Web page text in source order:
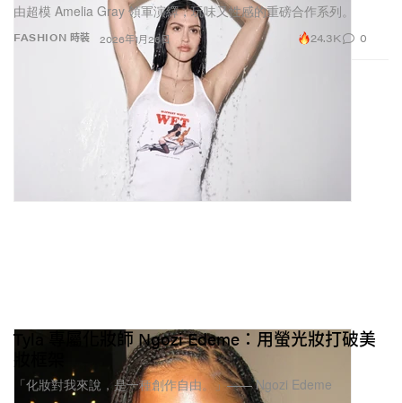
FASHION 時裝
由超模 Amelia Gray 領軍演繹，玩味又性感的重磅合作系列。
2026年1月26日 24.3K 0
Tyla 專屬化妝師 Ngozi Edeme：用螢光妝打破美
妝框架
「化妝對我來說，是一種創作自由。」—— Ngozi Edeme